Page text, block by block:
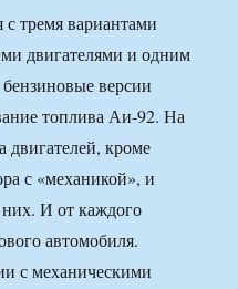
тремя вариантами
двигателями и одним
версии
топлива Аи-92. На
двигателей, кроме
с «механикой», и
И от каждого
автомобиля.
с механическими